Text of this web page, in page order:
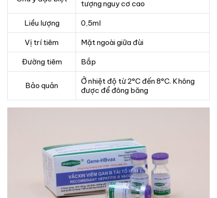
tượng nguy cơ cao
Liều lượng 0,5ml
Vị trí tiêm Mặt ngoài giữa đùi
Đường tiêm Bắp
Bảo quản
Ở nhiệt độ từ 2°C đến 8°C. Không
được để đông băng